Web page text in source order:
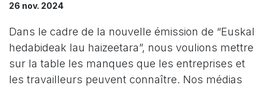
26 nov. 2024
Dans le cadre de la nouvelle émission de “Euskal
hedabideak lau haizeetara”, nous voulions mettre
sur la table les manques que les entreprises et
les travailleurs peuvent connaître. Nos médias